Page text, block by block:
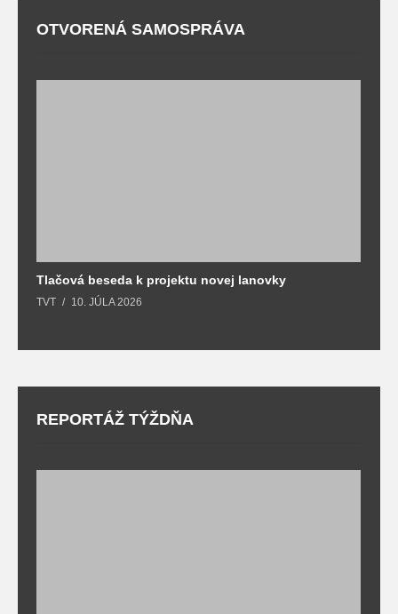
OTVORENÁ SAMOSPRÁVA
Tlačová beseda k projektu novej lanovky
TVT 10. JÚLA 2026
REPORTÁŽ TÝŽDŇA